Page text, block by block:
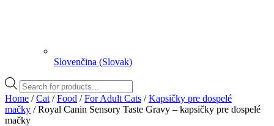
Slovenčina (Slovak)
Products
search
Home /Cat /Food /For Adult Cats /Kapsičky pre dospelé
mačky / Royal Canin Sensory Taste Gravy – kapsičky pre dospelé
mačky